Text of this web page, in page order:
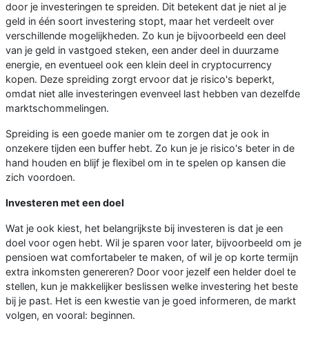
door je investeringen te spreiden. Dit betekent dat je niet al je
geld in één soort investering stopt, maar het verdeelt over
verschillende mogelijkheden. Zo kun je bijvoorbeeld een deel
van je geld in vastgoed steken, een ander deel in duurzame
energie, en eventueel ook een klein deel in cryptocurrency
kopen. Deze spreiding zorgt ervoor dat je risico's beperkt,
omdat niet alle investeringen evenveel last hebben van dezelfde
marktschommelingen.
Spreiding is een goede manier om te zorgen dat je ook in
onzekere tijden een buffer hebt. Zo kun je je risico's beter in de
hand houden en blijf je flexibel om in te spelen op kansen die
zich voordoen.
Investeren met een doel
Wat je ook kiest, het belangrijkste bij investeren is dat je een
doel voor ogen hebt. Wil je sparen voor later, bijvoorbeeld om je
pensioen wat comfortabeler te maken, of wil je op korte termijn
extra inkomsten genereren? Door voor jezelf een helder doel te
stellen, kun je makkelijker beslissen welke investering het beste
bij je past. Het is een kwestie van je goed informeren, de markt
volgen, en vooral: beginnen.